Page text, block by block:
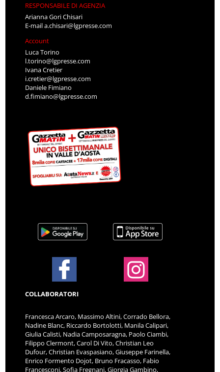
RESPONSABILE DI AGENZIA
Arianna Gori Chisari
E-maila.chisari@lgpresse.com
Account
Luca Torino
l.torino@lgpresse.com
Ivana Cretier
i.cretier@lgpresse.com
Daniele Fimiano
d.fimiano@lgpresse.com
COLLABORATORI
Francesca Arcaro, Massimo Altini, Corrado Bellora,
Nadine Blanc, Riccardo Bortolotti, Manila Calipari,
Giulia Calisti, Nadia Camposaragna, Paolo Ciambi,
Filippo Clermont, Carol Di Vito, Christian Leo
Dufour, Christian Evaspasiano, Giuseppe Farinella,
Enrico Formento Dojot, Bruno Fracasso, Fabio
Francesconi, Sofia Fregnani, Giorgia Gambino,